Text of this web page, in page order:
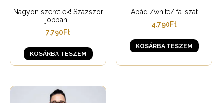
Nagyon szeretlek! Százszor
jobban…
7.790Ft
KOSÁRBA TESZEM
Apád /white/ fa-szát
4.790Ft
KOSÁRBA TESZEM